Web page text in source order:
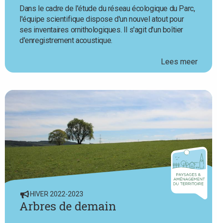
Dans le cadre de l'étude du réseau écologique du Parc,
l'équipe scientifique dispose d'un nouvel atout pour
ses inventaires ornithologiques. Il s'agit d'un boîtier
d'enregistrement acoustique.
Lees meer
HIVER 2022-2023
Arbres de demain